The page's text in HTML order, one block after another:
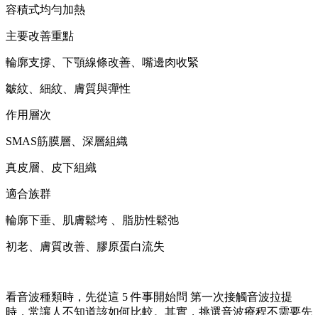
容積式均勻加熱
主要改善重點
輪廓支撐、下顎線條改善、嘴邊肉收緊
皺紋、細紋、膚質與彈性
作用層次
SMAS筋膜層、深層組織
真皮層、皮下組織
適合族群
輪廓下垂、肌膚鬆垮 、脂肪性鬆弛
初老、膚質改善、膠原蛋白流失
看音波種類時，先從這 5 件事開始問 第一次接觸音波拉提
時，常讓人不知道該如何比較。其實，挑選音波療程不需要先